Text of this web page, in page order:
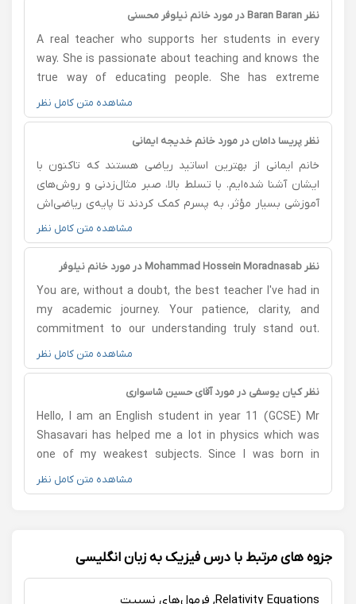
نظر Baran Baran در مورد خانم نیلوفر محسنی
A real teacher who supports her students in every
way. She is passionate about teaching and knows the
true way of educating people. She has extreme
knowledge about the subjects she teaches. It is
proven that she is a formal, international teacher for
the British A-Level exams. She has an extraordinary
only available standard teacher in Iran, who is familiar
with specifications and mark schemes. She is superior
to all teachers by a large amount. She also has an
مشاهده متن کامل نظر
نظر پریسا دامان در مورد خانم خدیجه ایمانی
خانم ایمانی از بهترین اساتید ریاضی هستند که تاکنون با
ایشان آشنا شده‌ایم. با تسلط بالا، صبر مثال‌زدنی و روش‌های
آموزشی بسیار مؤثر، به پسرم کمک کردند تا پایه‌ی ریاضی‌اش
تقویت شود و در آزمون ورودی یکی از بهترین مدارس تهران
پذیرفته شود. از دلسوزی و همراهی بی‌نظیرشان صمیمانه
سپاسگزارم و ایشان را با اطمینان کامل توصیه می‌کنم.
مشاهده متن کامل نظر
نظر Mohammad Hossein Moradnasab در مورد خانم نیلوفر
You are, without a doubt, the best teacher I've had in
my academic journey. Your patience, clarity, and
commitment to our understanding truly stand out.
One thing that really makes a difference is the effort
you put into preparing for each class. It's clear that
you take the time to pre-study and plan thoroughly,
present the material. You have an exceptional ability
to break down complex ideas and explain them in a
way that feels clear and incredibly easy to grasp. The
quality of your lessons is consistently high. Thank you.
مشاهده متن کامل نظر
نظر کیان یوسفی در مورد آقای حسین شاسواری
Hello, I am an English student in year 11 (GCSE) Mr
Shasavari has helped me a lot in physics which was
one of my weakest subjects. Since I was born in
England, I am not familiar with some of the farsi
science terms, however Mr Shasavari can teach the
کیان یوسفی
مشاهده متن کامل نظر
جزوه های مرتبط با درس فیزیک به زبان انگلیسی
Relativity Equations, فرمول‌های نسبیت